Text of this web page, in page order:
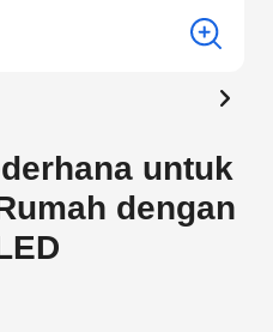
untuk
dengan